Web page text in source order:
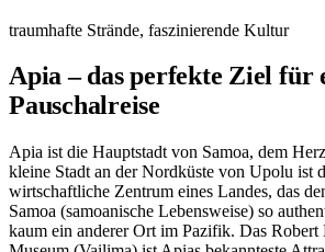
traumhafte Strände, faszinierende Kultur
Apia – das perfekte Ziel für
Pauschalreise
Apia ist die Hauptstadt von Samoa, dem
kleine Stadt an der Nordküste von Upolu ist
wirtschaftliche Zentrum eines Landes, das
Samoa (samoanische Lebensweise) so
kaum ein anderer Ort im Pazifik. Das Robert